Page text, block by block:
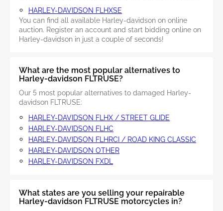
HARLEY-DAVIDSON FLHXSE
You can find all available Harley-davidson on online
auction. Register an account and start bidding online on
Harley-davidson in just a couple of seconds!
What are the most popular alternatives to
Harley-davidson FLTRUSE?
Our 5 most popular alternatives to damaged Harley-
davidson FLTRUSE:
HARLEY-DAVIDSON FLHX / STREET GLIDE
HARLEY-DAVIDSON FLHC
HARLEY-DAVIDSON FLHRCI / ROAD KING CLASSIC
HARLEY-DAVIDSON OTHER
HARLEY-DAVIDSON FXDL
What states are you selling your repairable
Harley-davidson FLTRUSE motorcycles in?